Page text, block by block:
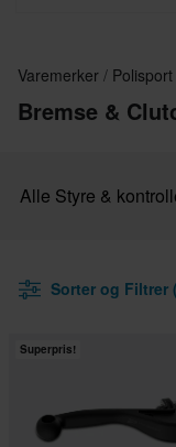
Varemerker Polisport
Bremse &
Alle Styre &
Sorter og Filtrer
Superpris!